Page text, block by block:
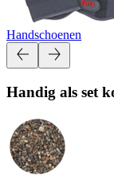
Handschoenen
Handig als set